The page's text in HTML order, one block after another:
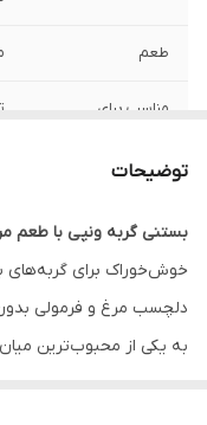
طعم
مناسب برای
سن مناسب
ویژگی‌ها
توضیحات
بستنی گربه ونپی با طعم
دلچسب مرغ و فرمولی
به یکی از محبوب‌ترین